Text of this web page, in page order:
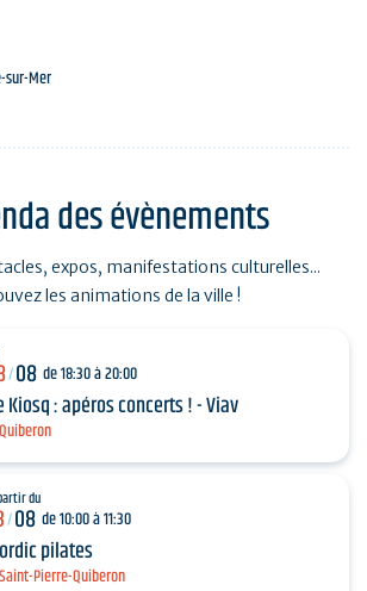
paradis de la mer
Saint-Philibert
des évènements
expos, manifestations culturelles...
les animations de la ville !
/08 de 18:30 à 20:00
Kiosq : apéros concerts ! - Viav
du
/08 de 10:00 à 11:30
pilates
Pierre-Quiberon